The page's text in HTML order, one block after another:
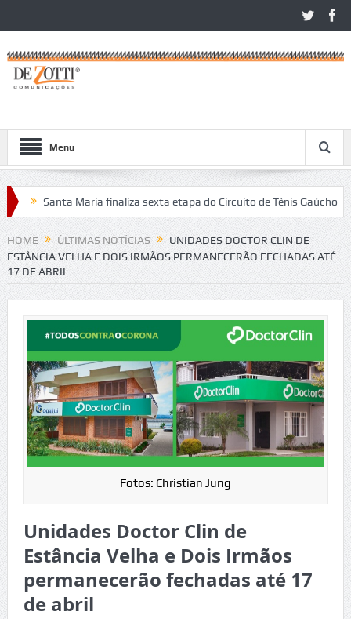
Menu
Santa Maria finaliza sexta etapa do Circuito de Tênis Gaúcho
São Léo Open 2026
HOME ÚLTIMAS NOTÍCIAS
UNIDADES DOCTOR CLIN DE
ESTÂNCIA VELHA E DOIS IRMÃOS PERMANECERÃO FECHADAS ATÉ
17 DE ABRIL
Fotos: Christian Jung
Unidades Doctor Clin de
Estância Velha e Dois Irmãos
permanecerão fechadas até 17
de abril